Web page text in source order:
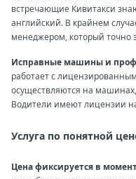
встречающие Кивитакси
английский. В крайнем
менеджером, который точно
Исправные машины и
работает с
осуществляются на
Водители имеют лицензии
Услуга по понятной
Цена фиксируется в